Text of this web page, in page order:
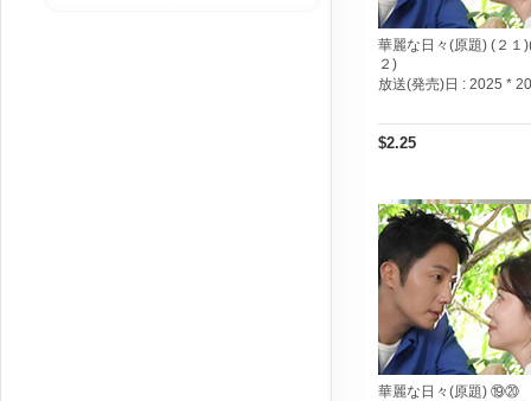
華麗な日々(原題) (２１
２)
放送(発売)日 : 2025 *
$2.25
華麗な日々(原題) ⑲⑳